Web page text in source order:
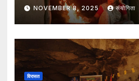
NOVEMBER 8, 2025 संयोगिता
विरासत